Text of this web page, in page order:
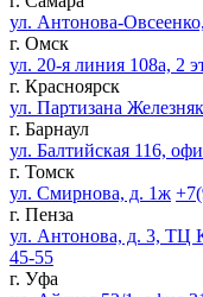
ул. Антонова-
г. Омск
ул. 20-я линия 108а, 2
г. Красноярск
ул. Партизана
г. Барнаул
ул. Балтийская 116,
г. Томск
ул. Смирнова, д. 1ж
г. Пенза
ул. Антонова, д. 3, ТЦ
45-55
г. Уфа